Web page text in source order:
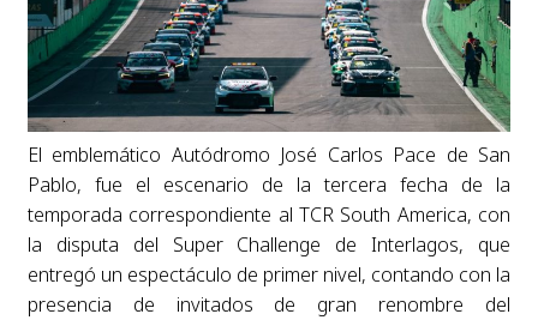
El emblemático Autódromo José Carlos Pace de San
Pablo, fue el escenario de la tercera fecha de la
temporada correspondiente al TCR South America, con
la disputa del Super Challenge de Interlagos, que
entregó un espectáculo de primer nivel, contando con la
presencia de invitados de gran renombre del